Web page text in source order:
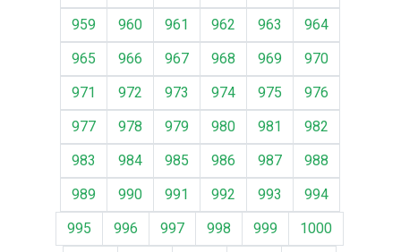
959
960 961 962 963
964
965
966 967 968 969
970
971
972 973 974 975
976
977
978 979 980 981
982
983
984 985 986 987
988
989
990 991 992 993
994
995
996 997 998 999
1000